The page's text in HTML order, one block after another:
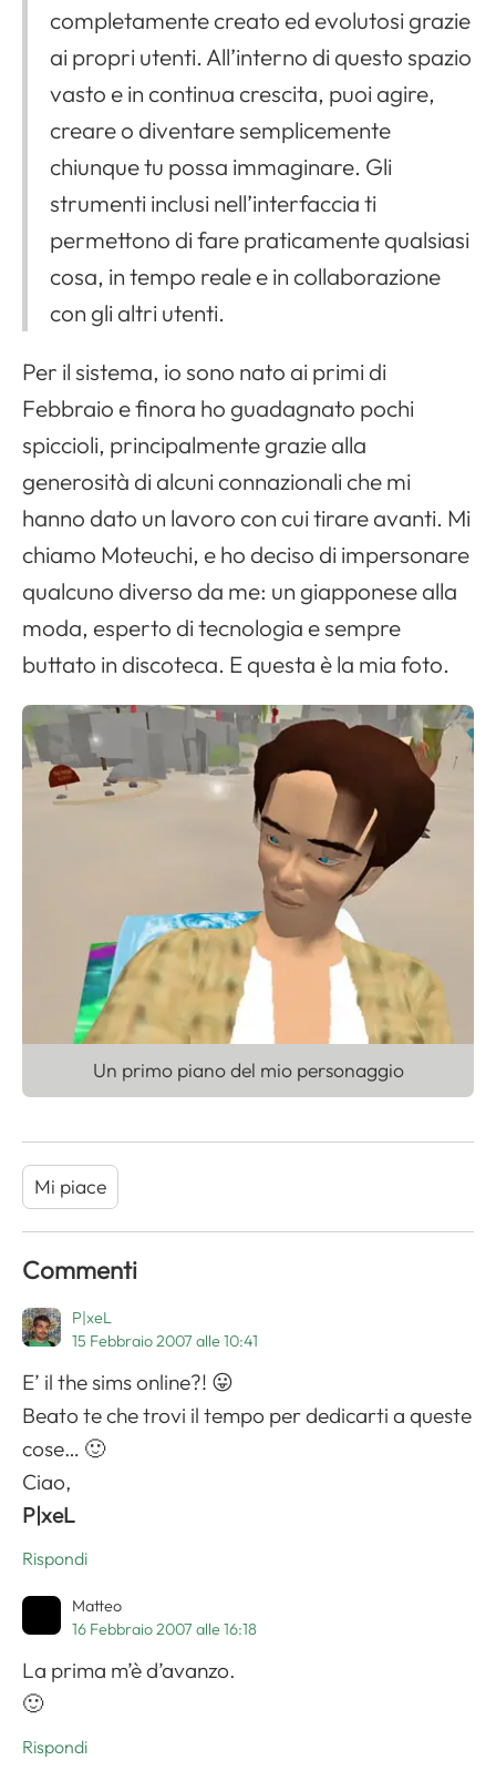
completamente creato ed evolutosi grazie
ai propri utenti. All’interno di questo spazio
vasto e in continua crescita, puoi agire,
creare o diventare semplicemente
chiunque tu possa immaginare. Gli
strumenti inclusi nell’interfaccia ti
permettono di fare praticamente qualsiasi
cosa, in tempo reale e in collaborazione
con gli altri utenti.
Per il sistema, io sono nato ai primi di
Febbraio e finora ho guadagnato pochi
spiccioli, principalmente grazie alla
generosità di alcuni connazionali che mi
hanno dato un lavoro con cui tirare avanti. Mi
chiamo Moteuchi, e ho deciso di impersonare
qualcuno diverso da me: un giapponese alla
moda, esperto di tecnologia e sempre
buttato in discoteca. E questa è la mia foto.
Un primo piano del mio personaggio
Mi piace
Commenti
P|xeL
15 Febbraio 2007 alle 10:41
E’ il the sims online?! 😛
Beato te che trovi il tempo per dedicarti a queste
cose… 🙂
Ciao,
P|xeL
Rispondi
Matteo
16 Febbraio 2007 alle 16:18
La prima m’è d’avanzo.
🙂
Rispondi